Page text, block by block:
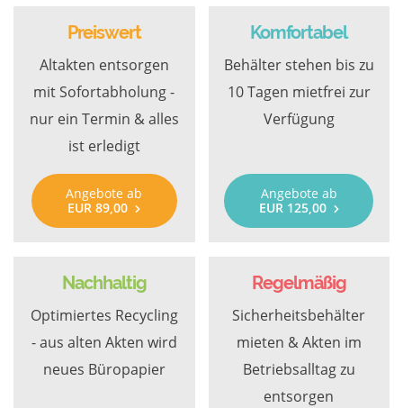
Preiswert
Altakten entsorgen
mit Sofortabholung -
nur ein Termin & alles
ist erledigt
Angebote ab
EUR 89,00
Komfortabel
Behälter stehen bis zu
10 Tagen mietfrei zur
Verfügung
Angebote ab
EUR 125,00
Nachhaltig
Optimiertes Recycling
- aus alten Akten wird
neues Büropapier
Regelmäßig
Sicherheitsbehälter
mieten & Akten im
Betriebsalltag zu
entsorgen